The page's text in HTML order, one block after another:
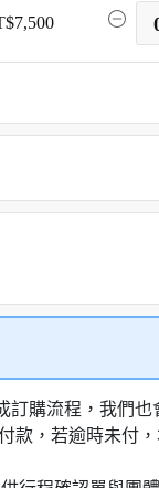
購流程，我們也
款，若逾時未付